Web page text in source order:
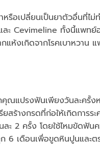
รือเปลี่ยนเป็นยาตัวอื่นที่ไม่
ะ Cevimeline ทั้งนี้แพทย์อ
ห้งเกิดจากโรคเบาหวาน แ
คุณแปรงฟันเพียงวันละครั้ง
ร้างกรดที่ก่อให้เกิดการระ
ะ 2 ครั้ง โดยใช้ไหมขัดฟัน
6 เดือนเพื่อขูดหินปูนและ